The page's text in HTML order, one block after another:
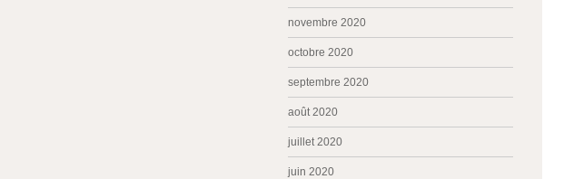
novembre 2020
octobre 2020
septembre 2020
août 2020
juillet 2020
juin 2020